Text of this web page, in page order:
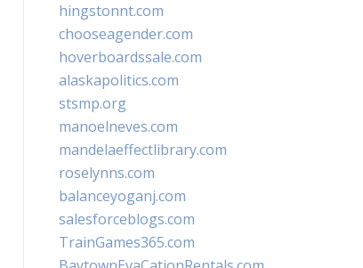
hingstonnt.com
chooseagender.com
hoverboardssale.com
alaskapolitics.com
stsmp.org
manoelneves.com
mandelaeffectlibrary.com
roselynns.com
balanceyoganj.com
salesforceblogs.com
TrainGames365.com